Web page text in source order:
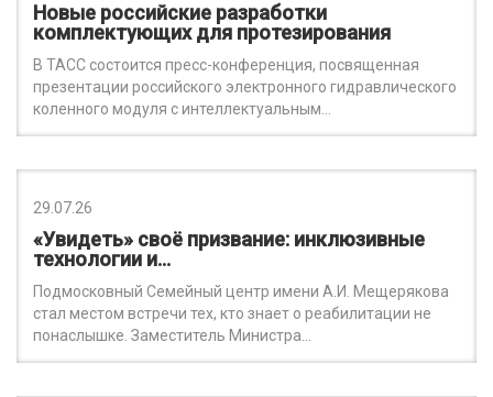
Новые российские разработки
комплектующих для протезирования
В ТАСС состоится пресс-конференция, посвященная
презентации российского электронного гидравлического
коленного модуля с интеллектуальным…
29.07.26
«Увидеть» своё призвание: инклюзивные
технологии и…
Подмосковный Семейный центр имени А.И. Мещерякова
стал местом встречи тех, кто знает о реабилитации не
понаслышке. Заместитель Министра…